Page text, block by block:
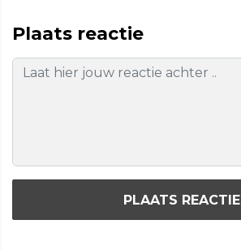
Plaats reactie
PLAATS REACTIE